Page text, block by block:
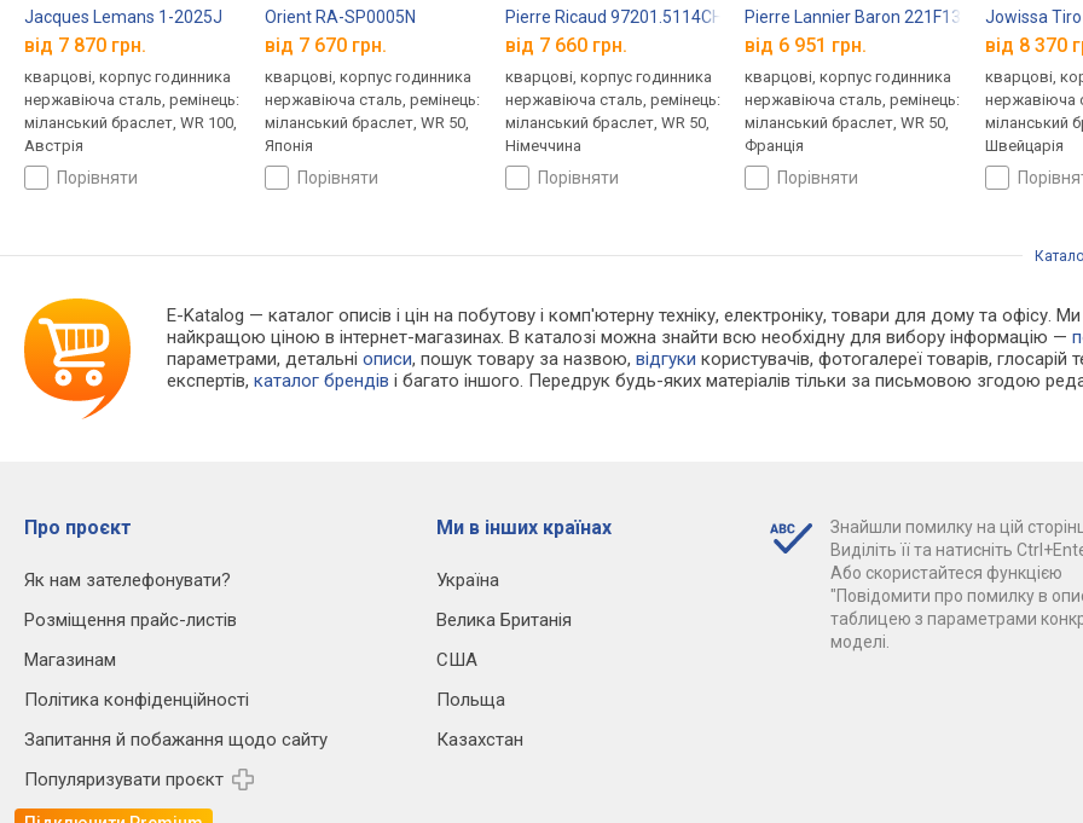
Jacques Lemans 1-2025J
від 7 870 грн.
кварцові, корпус годинника
нержавіюча сталь, ремінець:
міланський браслет, WR 100,
Австрія
порівняти
Orient RA-SP0005N
від 7 670 грн.
кварцові, корпус годинника
нержавіюча сталь, ремінець:
міланський браслет, WR 50,
Японія
порівняти
Pierre Ricaud 97201.5114CH
від 7 660 грн.
кварцові, корпус годинника
нержавіюча сталь, ремінець:
міланський браслет, WR 50,
Німеччина
порівняти
Pierre Lannier Baron 221F131
від 6 951 грн.
кварцові, корпус годинника
нержавіюча сталь, ремінець:
міланський браслет, WR 50,
Франція
порівняти
Jowissa
від 8 370
кварцові,
нержавіюча
міланський
Швейцарія
E-Katalog — каталог описів і цін на побутову і комп'ютерну техніку, електроніку, товари для дому та офісу.
найкращою ціною в інтернет-магазинах. В каталозі можна знайти всю необхідну для вибору інформацію —
параметрами, детальніописи, пошук товару за назвою,відгуки користувачів, фотогалереї товарів, глосарій
експертів,каталог брендів і багато іншого. Передрук будь-яких матеріалів тільки за письмовою згодою
Про проєкт
Як нам зателефонувати?
Розміщення прайс-листів
Магазинам
Політика конфіденційності
Запитання й побажання щодо сайту
Популяризувати проєкт
Ми в інших країнах
Україна
Велика Британія
США
Польща
Казахстан
Знайшли помилку на цій
Виділіть її та натисніть
Або скористайтеся функцією
"Повідомити про помилку в
таблицею з параметрами
моделі.